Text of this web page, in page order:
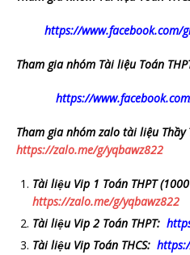
https://www.facebook.com/
Tham gia nhóm Tài liệu Toán
https://
Tham gia nhóm zalo tài liệu Thầy
https://zalo.me/g/yqbawz822
Tài liệu Vip 1 Toán THPT
https://zalo.me/g/yqbawz822
Tài liệu Vip 2 Toán THPT:
Tài liệu Vip Toán THCS: